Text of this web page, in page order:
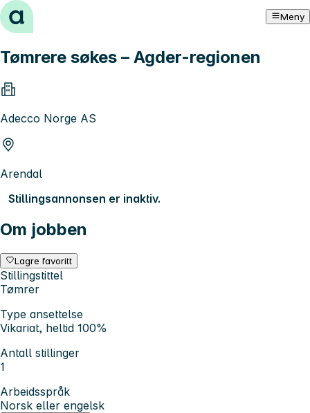
Hopp til innhold Meny
Tømrere søkes – Agder-regionen
Adecco Norge AS
Arendal
Stillingsannonsen er inaktiv.
Om jobben
Lagre favoritt
Stillingstittel
Tømrer
Type ansettelse
Vikariat, heltid 100%
Antall stillinger
1
Arbeidsspråk
Norsk eller engelsk